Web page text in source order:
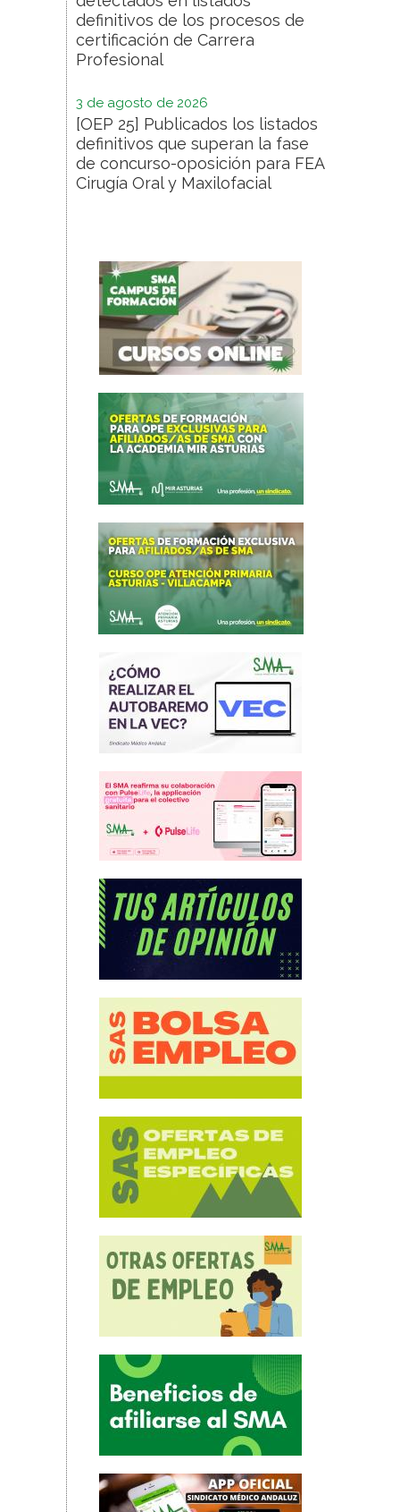
definitivos de los procesos de
certificación de Carrera
Profesional
3 de agosto de 2026
[OEP 25] Publicados los listados
definitivos que superan la fase
de concurso-oposición para FEA
Cirugía Oral y Maxilofacial